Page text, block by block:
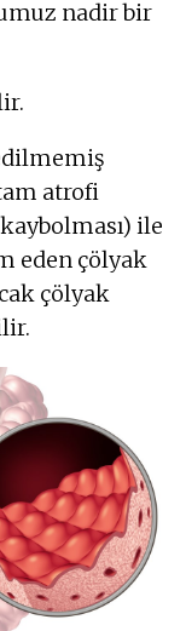
nadir bir
atrofi
ile
eden çölyak
çölyak